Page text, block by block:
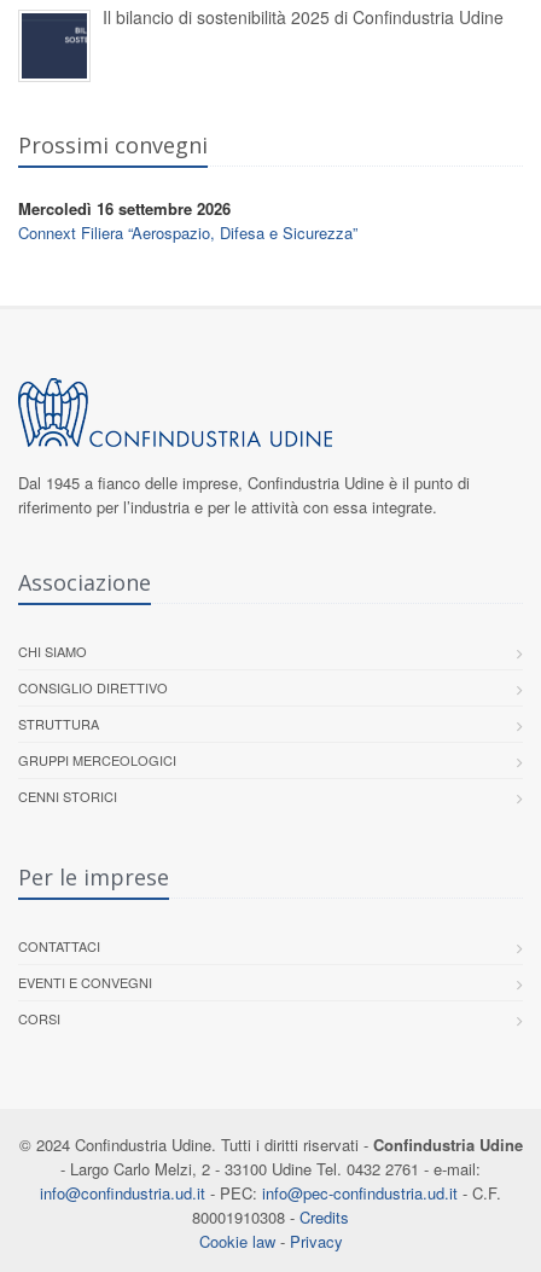
Il bilancio di sostenibilità 2025 di Confindustria Udine
Prossimi convegni
Mercoledì 16 settembre 2026
Connext Filiera “Aerospazio, Difesa e Sicurezza”
Dal 1945 a fianco delle imprese, Confindustria Udine è il punto di
riferimento per l’industria e per le attività con essa integrate.
Associazione
CHI SIAMO
CONSIGLIO DIRETTIVO
STRUTTURA
GRUPPI MERCEOLOGICI
CENNI STORICI
Per le imprese
CONTATTACI
EVENTI E CONVEGNI
CORSI
© 2024 Confindustria Udine. Tutti i diritti riservati - Confindustria Udine
- Largo Carlo Melzi, 2 - 33100 Udine Tel. 0432 2761 - e-mail:
info@confindustria.ud.it - PEC: info@pec-confindustria.ud.it - C.F.
80001910308 - Credits
Cookie law- Privacy